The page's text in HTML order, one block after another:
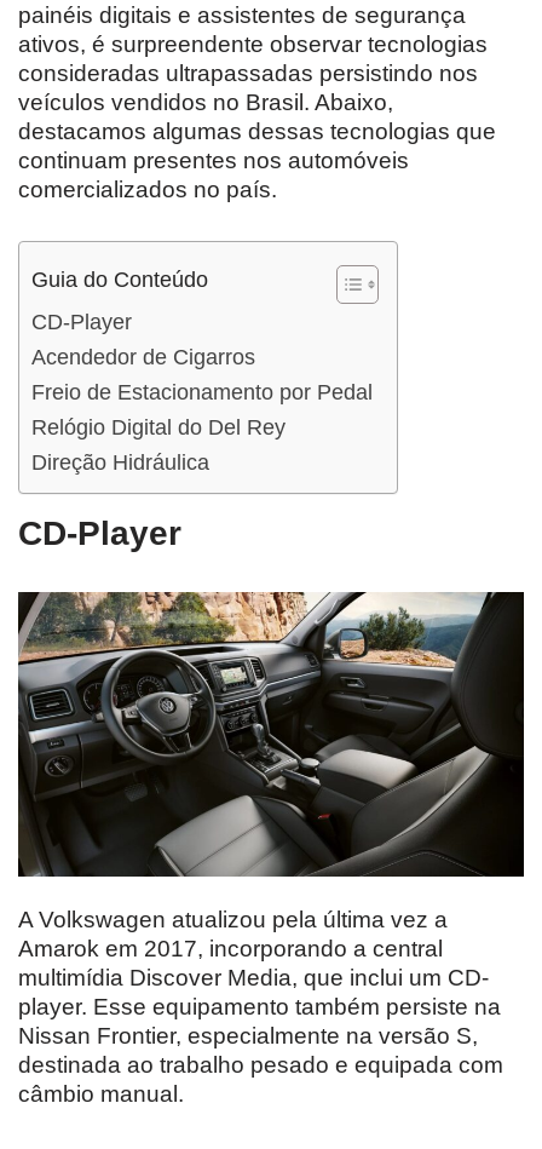
painéis digitais e assistentes de segurança
ativos, é surpreendente observar tecnologias
consideradas ultrapassadas persistindo nos
veículos vendidos no Brasil. Abaixo,
destacamos algumas dessas tecnologias que
continuam presentes nos automóveis
comercializados no país.
Guia do Conteúdo
CD-Player
Acendedor de Cigarros
Freio de Estacionamento por Pedal
Relógio Digital do Del Rey
Direção Hidráulica
CD-Player
A Volkswagen atualizou pela última vez a
Amarok em 2017, incorporando a central
multimídia Discover Media, que inclui um CD-
player. Esse equipamento também persiste na
Nissan Frontier, especialmente na versão S,
destinada ao trabalho pesado e equipada com
câmbio manual.